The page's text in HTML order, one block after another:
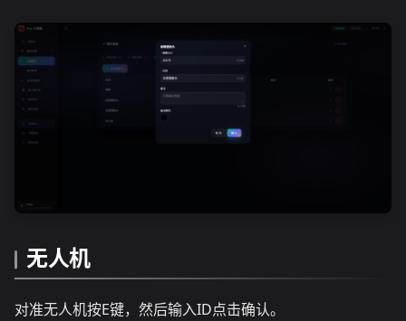
无人机
对准无人机按E键，然后输入ID点击确认。